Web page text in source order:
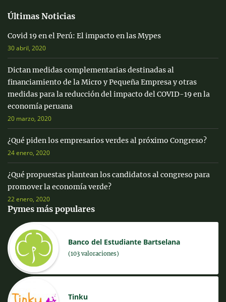
Últimas Noticias
Covid 19 en el Perú: El impacto en las Mypes
30 abril, 2020
Dictan medidas complementarias destinadas al
financiamiento de la Micro y Pequeña Empresa y otras
medidas para la reducción del impacto del COVID-19 en la
economía peruana
20 marzo, 2020
¿Qué piden los empresarios verdes al próximo Congreso?
24 enero, 2020
¿Qué propuestas plantean los candidatos al congreso para
promover la economía verde?
22 enero, 2020
Pymes más populares
Banco del Estudiante Bartselana
(103 valoraciones)
Tinku